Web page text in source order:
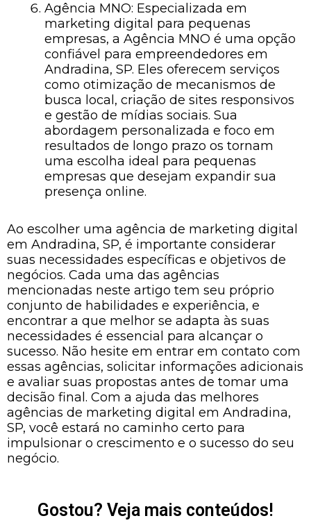
Agência MNO: Especializada em
marketing digital para pequenas
empresas, a Agência MNO é uma opção
confiável para empreendedores em
Andradina, SP. Eles oferecem serviços
como otimização de mecanismos de
busca local, criação de sites responsivos
e gestão de mídias sociais. Sua
abordagem personalizada e foco em
resultados de longo prazo os tornam
uma escolha ideal para pequenas
empresas que desejam expandir sua
presença online.
Ao escolher uma agência de marketing digital
em Andradina, SP, é importante considerar
suas necessidades específicas e objetivos de
negócios. Cada uma das agências
mencionadas neste artigo tem seu próprio
conjunto de habilidades e experiência, e
encontrar a que melhor se adapta às suas
necessidades é essencial para alcançar o
sucesso. Não hesite em entrar em contato com
essas agências, solicitar informações adicionais
e avaliar suas propostas antes de tomar uma
decisão final. Com a ajuda das melhores
agências de marketing digital em Andradina,
SP, você estará no caminho certo para
impulsionar o crescimento e o sucesso do seu
negócio.
Gostou? Veja mais conteúdos!